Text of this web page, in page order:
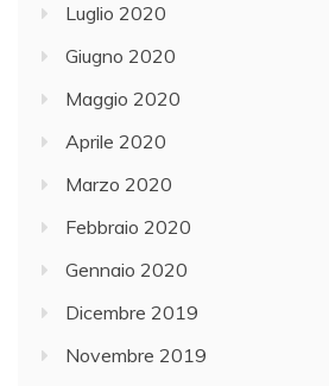
Luglio 2020
Giugno 2020
Maggio 2020
Aprile 2020
Marzo 2020
Febbraio 2020
Gennaio 2020
Dicembre 2019
Novembre 2019